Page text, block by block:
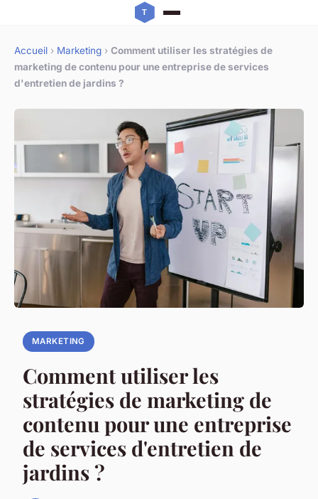
Accueil › Marketing › Comment utiliser les stratégies de
marketing de contenu pour une entreprise de services
d'entretien de jardins ?
MARKETING
Comment utiliser les
stratégies de marketing de
contenu pour une entreprise
de services d'entretien de
jardins ?